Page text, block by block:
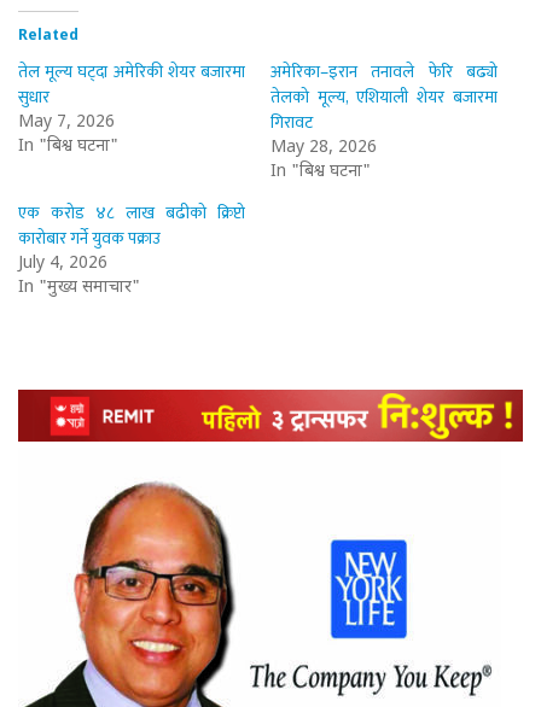
Related
तेल मूल्य घट्दा अमेरिकी शेयर बजारमा
सुधार
May 7, 2026
In "बिश्व घटना"
अमेरिका–इरान तनावले फेरि बढ्यो
तेलको मूल्य, एशियाली शेयर बजारमा
गिरावट
May 28, 2026
In "बिश्व घटना"
एक करोड ४८ लाख बढीको क्रिप्टो
कारोबार गर्ने युवक पक्राउ
July 4, 2026
In "मुख्य समाचार"